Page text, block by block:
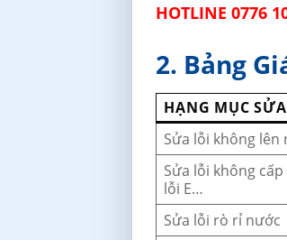
HOTLINE 0776
2. Bảng
HẠNG MỤC
Sửa lỗi không
Sửa lỗi không
lỗi E…
Sửa lỗi rò rỉ nước